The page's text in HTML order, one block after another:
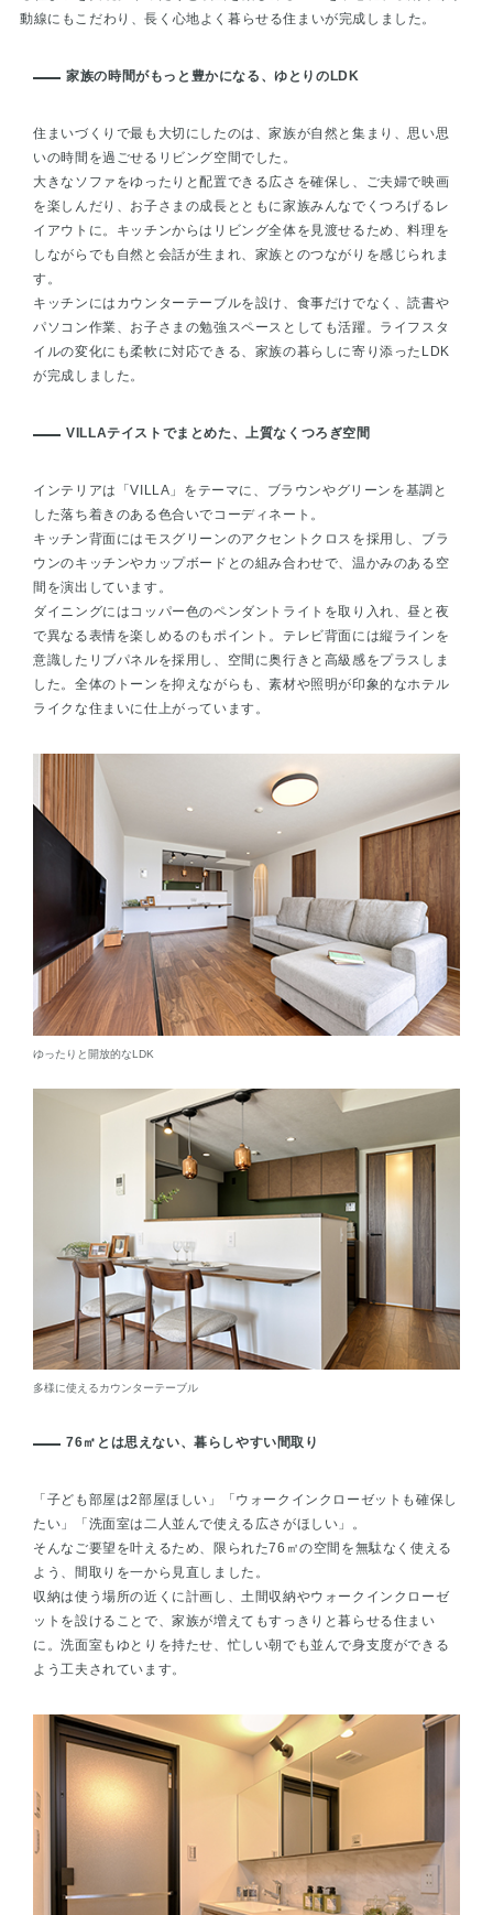
動線にもこだわり、長く心地よく暮らせる住まいが完成しました。
家族の時間がもっと豊かになる、ゆとりのLDK
住まいづくりで最も大切にしたのは、家族が自然と集まり、思い思
いの時間を過ごせるリビング空間でした。
大きなソファをゆったりと配置できる広さを確保し、ご夫婦で映画
を楽しんだり、お子さまの成長とともに家族みんなでくつろげるレ
イアウトに。キッチンからはリビング全体を見渡せるため、料理を
しながらでも自然と会話が生まれ、家族とのつながりを感じられま
す。
キッチンにはカウンターテーブルを設け、食事だけでなく、読書や
パソコン作業、お子さまの勉強スペースとしても活躍。ライフスタ
イルの変化にも柔軟に対応できる、家族の暮らしに寄り添ったLDK
が完成しました。
VILLAテイストでまとめた、上質なくつろぎ空間
インテリアは「VILLA」をテーマに、ブラウンやグリーンを基調と
した落ち着きのある色合いでコーディネート。
キッチン背面にはモスグリーンのアクセントクロスを採用し、ブラ
ウンのキッチンやカップボードとの組み合わせで、温かみのある空
間を演出しています。
ダイニングにはコッパー色のペンダントライトを取り入れ、昼と夜
で異なる表情を楽しめるのもポイント。テレビ背面には縦ラインを
意識したリブパネルを採用し、空間に奥行きと高級感をプラスしま
した。全体のトーンを抑えながらも、素材や照明が印象的なホテル
ライクな住まいに仕上がっています。
ゆったりと開放的なLDK
多様に使えるカウンターテーブル
76㎡とは思えない、暮らしやすい間取り
「子ども部屋は2部屋ほしい」「ウォークインクローゼットも確保し
たい」「洗面室は二人並んで使える広さがほしい」。
そんなご要望を叶えるため、限られた76㎡の空間を無駄なく使える
よう、間取りを一から見直しました。
収納は使う場所の近くに計画し、土間収納やウォークインクローゼ
ットを設けることで、家族が増えてもすっきりと暮らせる住まい
に。洗面室もゆとりを持たせ、忙しい朝でも並んで身支度ができる
よう工夫されています。